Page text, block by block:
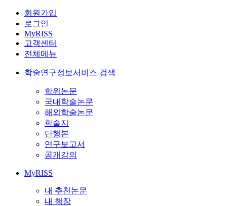
회원가입
로그인
MyRISS
고객센터
전체메뉴
학술연구정보서비스 검색
학위논문
국내학술논문
해외학술논문
학술지
단행본
연구보고서
공개강의
MyRISS
내 추천논문
내 책장